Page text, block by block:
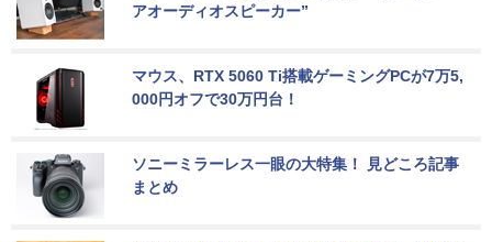
アオーディオスピーカー”
マウス、RTX 5060 Ti搭載ゲーミングPCが7万5,
000円オフで30万円台！
ソニーミラーレス一眼の大特集！ 見どころ記事
まとめ